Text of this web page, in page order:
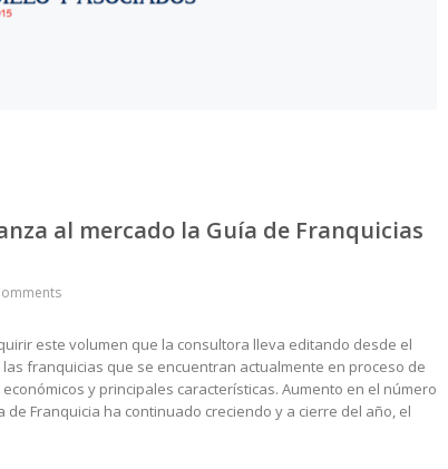
al mercado la Guía de Franquicias
este volumen que la consultora lleva editando desde el
franquicias que se encuentran actualmente en proceso de
y principales características. Aumento en el número
de Franquicia ha continuado creciendo y a cierre del año, el